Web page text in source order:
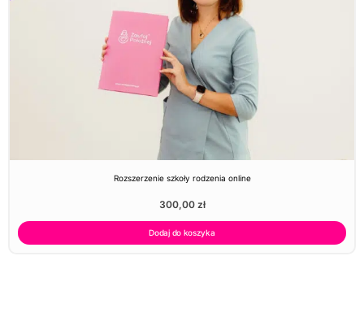
Rozszerzenie szkoły rodzenia online
300,00 zł
Dodaj do koszyka